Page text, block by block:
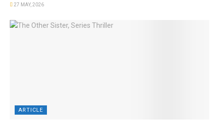
27 MAY, 2026
ARTICLE